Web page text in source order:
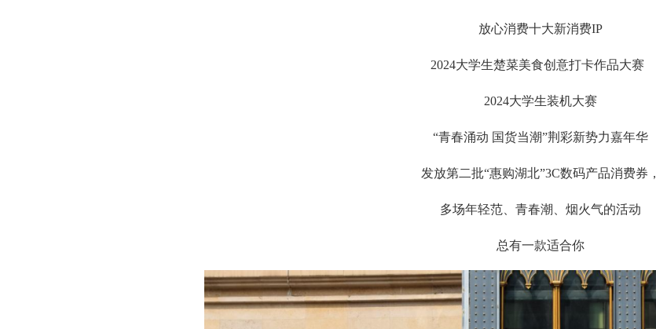
放心消费十大新消费IP
2024大学生楚菜美食创意打卡作品大赛
2024大学生装机大赛
“青春涌动 国货当潮”荆彩新势力嘉年华
发放第二批“惠购湖北”3C数码产品消费券，
多场年轻范、青春潮、烟火气的活动
总有一款适合你